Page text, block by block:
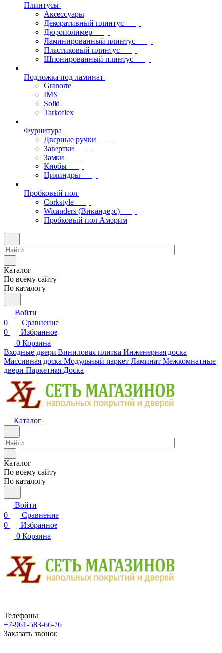
Плинтусы
Аксессуары
Декоративный плинтус
Дюрополимер
Ламинированный плинтус
Пластиковый плинтус
Шпонированный плинтус
Подложка под ламинат
Granorte
IMS
Solid
Tarkoflex
Фурнитура
Дверные ручки
Завертки
Замки
Кнобы
Цилиндры
Пробковый пол
Corkstyle
Wicanders (Викандерс)
Пробковый пол Аморим
Каталог
По всему сайту
По каталогу
Войти
0
Сравнение
0
Избранное
0 Корзина
Входные двери Виниловая плитка Инженерная доска
Массивная доска Модульный паркет Ламинат Межкомнатные
двери Паркетная Доска
Каталог
Каталог
По всему сайту
По каталогу
Войти
0
Сравнение
0
Избранное
0 Корзина
Телефоны
+7-961-583-66-76
Заказать звонок